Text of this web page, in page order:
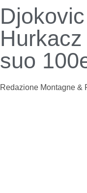
suo
Redazione Montagne &